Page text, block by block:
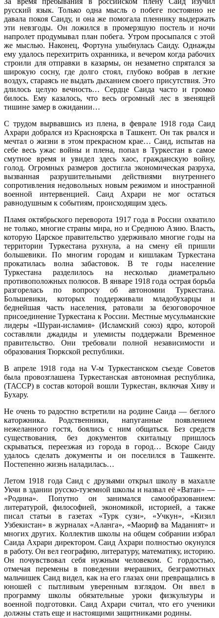
русский язык. Только одна мысль о побеге постоянно не
давала покоя Саиду, и она же помогала пленнику выдержать
эти невзгоды. Он ложился в промерзшую постель и ночи
напролет продумывал план побега. Утром просыпался с этой
же мыслью. Наконец, Фортуна улыбнулась Саиду. Однажды
ему удалось перехитрить охранника, и вечером когда рабочих
строили для отправки в казармы, он незаметно спрятался за
широкую сосну, где долго стоял, глубоко вобрав в легкие
воздух, стараясь не выдать дыханием своего присутствия. Это
длилось целую вечность… Сердце Саида часто и громко
билось. Ему казалось, что весь огромный лес в звенящей
тишине замер в ожидании…
С трудом вырвавшись из плена, в феврале 1918 года Саид
Ахрари добрался из Красноярска в Ташкент. Он так рвался и
мечтал о жизни в этом прекрасном крае… Саид, испытав на
себе весь ужас войны и плена, попал в Туркестан в самое
смутное время и увидел здесь хаос, гражданскую войну,
голод. Огромных размеров достигла экономическая разруха,
вызванная разрушительными действиями внутреннего
сопротивления недовольных новым режимом и иностранной
военной интервенцией. Саид Ахрари не мог остаться
равнодушным к событиям, происходящим здесь.
Пламя октябрьского переворота 1917 года в России охватило
не только, многие страны мира, но и Среднюю Азию. Власть,
которую Царское правительство удерживало многие годы на
территории Туркестана рухнула, а на смену ей пришли
большевики. По многим городам и кишлакам Туркестана
прокатилась волна забастовок. В те годы население
Туркестана разделилось на несколько диаметрально
противоположных полюсов. В январе 1918 года острая борьба
разгорелась по вопросу об автономии Туркестана.
Большевики, которых поддерживали младобухарцы и
беднейшая часть населения, ратовали за безоговорочное
присоединение Туркестана к России. Местные мусульманские
лидеры «Шураи-исламия» (Исламский союз) ядро, которой
составляли джадиды и улемисты поддержали Временное
правительство. Они требовали полной независимости и
образования Тюркской республики.
В апреле 1918 года на V-м Туркестанском съезде Советов
была провозглашена Туркестанская автономная республика,
(ТАССР) в состав которой вошли Туркестан, включая Хиву и
Бухару.
Не очень то радостно встретили на родине Саида — беглого
каторжника. Родственники, напуганные появлением
нежеланного гостя, боялись с ним общаться. Без средств
существования, без документов скитальцу пришлось
скрываться, переезжая из города в город… Вскоре Саиду
удалось сделать документы и он поселился в Ташкенте.
Постепенно жизнь наладилась…
Летом 1918 года Саид с друзьями открыл школу в махалле
Укчи в здании русско-туземной школы и назвал её «Ватан» —
«Родина». Попутно он занимался самообразованием:
литературой, философией, экономикой, историей, а также
писал статьи в газетах «Турк сузи», «Учкун», «Кизил
Узбекистан» в журналах «Аланга», «Маориф ва Маданият» и
многих других. Коллектив школы на общем собрании избрал
Саида Ахрари директором. Саид Ахрари полностью окунулся
в работу. Он вел географию, литературу, математику, историю.
Он почувствовал себя нужным человеком. С гордостью,
отмечая перемены в поведении вчерашних, безграмотных
мальчишек Саид видел, как на его глазах они превращались в
юношей с пытливым уверенным взглядом. Он ввел в
программу школы обязательные уроки физкультуры и
военной подготовки. Саид Ахрари считал, что его ученики
должны стать еще и настоящими защитниками родины.